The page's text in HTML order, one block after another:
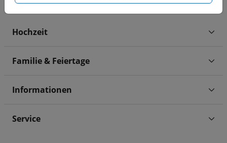
Hochzeit
Familie & Feiertage
Informationen
Service